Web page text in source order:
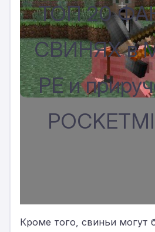
ТОП 20
СВИНЯХ в
PE и
Кроме того, свиньи могут